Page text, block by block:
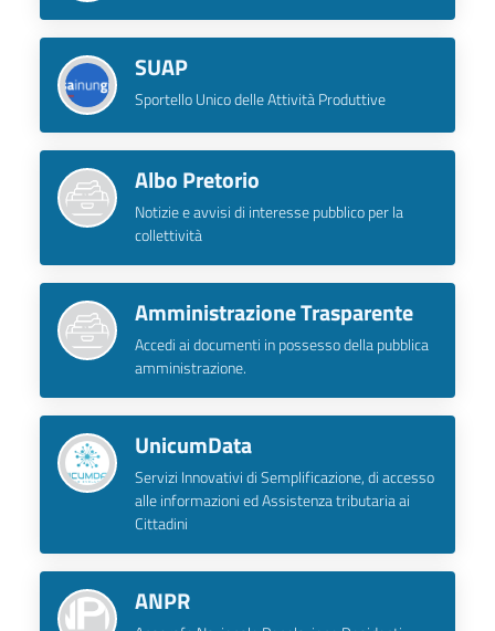
SUAP
Sportello Unico delle Attività Produttive
Albo Pretorio
Notizie e avvisi di interesse pubblico per la
collettività
Amministrazione Trasparente
Accedi ai documenti in possesso della pubblica
amministrazione.
UnicumData
Servizi Innovativi di Semplificazione, di accesso
alle informazioni ed Assistenza tributaria ai
Cittadini
ANPR